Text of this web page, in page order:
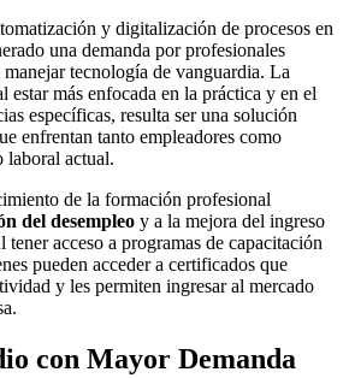
y digitalización de procesos en
una demanda por profesionales
tecnología de vanguardia. La
estar más enfocada en la práctica y en el
específicas, resulta ser una solución
enfrentan tanto empleadores como
laboral actual.
de la formación profesional
del desempleo y a la mejora del ingreso
acceso a programas de capacitación
pueden acceder a certificados que
y les permiten ingresar al mercado
con Mayor Demanda